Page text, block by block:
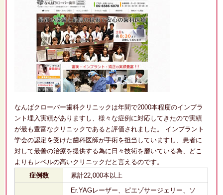
なんばクローバー歯科クリニックは年間で2000本程度のインプラ
ント埋入実績がありますし、様々な症例に対応してきたので実績
が最も豊富なクリニックであると評価されました。 インプラント
学会の認定を受けた歯科医師が手術を担当していますし、患者に
対して最善の治療を提供する為に日々技術を磨いている為、どこ
よりもレベルの高いクリニックだと言えるのです。
症例数
累計22,000本以上
Er.YAGレーザー、ピエゾサージェリー、ソ